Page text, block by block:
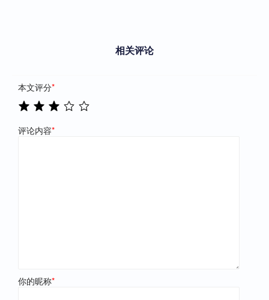
相关评论
本文评分*
评论内容*
你的昵称*